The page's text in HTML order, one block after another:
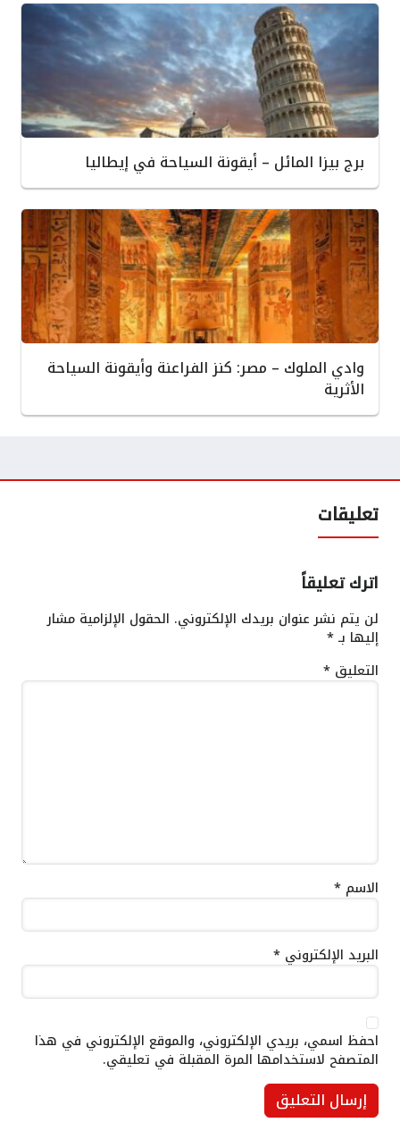
برج بيزا المائل – أيقونة السياحة في إيطاليا
وادي الملوك – مصر: كنز الفراعنة وأيقونة السياحة
الأثرية
تعليقات
اترك تعليقاً
لن يتم نشر عنوان بريدك الإلكتروني. الحقول الإلزامية مشار
إليها بـ*
التعليق *
الاسم *
البريد الإلكتروني *
احفظ اسمي، بريدي الإلكتروني، والموقع الإلكتروني في هذا
المتصفح لاستخدامها المرة المقبلة في تعليقي.